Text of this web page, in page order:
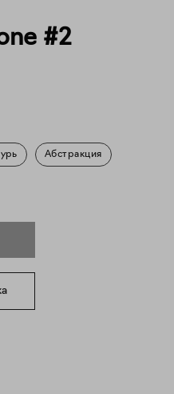
#2
Абстракция